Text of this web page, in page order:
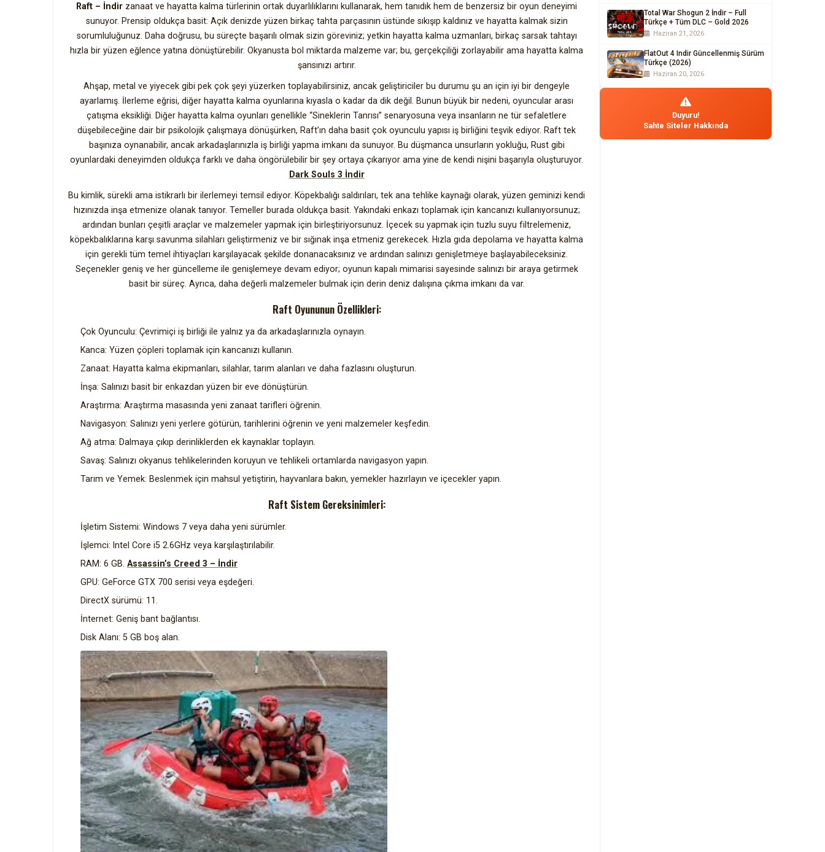
Raft – İndir zanaat ve hayatta kalma türlerinin ortak duyarlılıklarını kullanarak, hem tanıdık hem de benzersiz bir oyun deneyimi
sunuyor. Prensip oldukça basit: Açık denizde yüzen birkaç tahta parçasının üstünde sıkışıp kaldınız ve hayatta kalmak sizin
sorumluluğunuz. Daha doğrusu, bu süreçte başarılı olmak sizin göreviniz; yetkin hayatta kalma uzmanları, birkaç sarsak tahtayı
hızla bir yüzen eğlence yatına dönüştürebilir. Okyanusta bol miktarda malzeme var; bu, gerçekçiliği zorlayabilir ama hayatta kalma
şansınızı artırır.
Ahşap, metal ve yiyecek gibi pek çok şeyi yüzerken toplayabilirsiniz, ancak geliştiriciler bu durumu şu an için iyi bir dengeyle
ayarlamış. İlerleme eğrisi, diğer hayatta kalma oyunlarına kıyasla o kadar da dik değil. Bunun büyük bir nedeni, oyuncular arası
çatışma eksikliği. Diğer hayatta kalma oyunları genellikle “Sineklerin Tanrısı” senaryosuna veya insanların ne tür sefaletlere
düşebileceğine dair bir psikolojik çalışmaya dönüşürken, Raft’ın daha basit çok oyunculu yapısı iş birliğini teşvik ediyor. Raft tek
başınıza oynanabilir, ancak arkadaşlarınızla iş birliği yapma imkanı da sunuyor. Bu düşmanca unsurların yokluğu, Rust gibi
oyunlardaki deneyimden oldukça farklı ve daha öngörülebilir bir şey ortaya çıkarıyor ama yine de kendi nişini başarıyla oluşturuyor.
Dark Souls 3 İndir
Bu kimlik, sürekli ama istikrarlı bir ilerlemeyi temsil ediyor. Köpekbalığı saldırıları, tek ana tehlike kaynağı olarak, yüzen geminizi kendi
hızınızda inşa etmenize olanak tanıyor. Temeller burada oldukça basit. Yakındaki enkazı toplamak için kancanızı kullanıyorsunuz;
ardından bunları çeşitli araçlar ve malzemeler yapmak için birleştiriyorsunuz. İçecek su yapmak için tuzlu suyu filtrelemeniz,
köpekbalıklarına karşı savunma silahları geliştirmeniz ve bir sığınak inşa etmeniz gerekecek. Hızla gıda depolama ve hayatta kalma
için gerekli tüm temel ihtiyaçları karşılayacak şekilde donanacaksınız ve ardından salınızı genişletmeye başlayabileceksiniz.
Seçenekler geniş ve her güncelleme ile genişlemeye devam ediyor; oyunun kapalı mimarisi sayesinde salınızı bir araya getirmek
basit bir süreç. Ayrıca, daha değerli malzemeler bulmak için derin deniz dalışına çıkma imkanı da var.
Raft Oyununun Özellikleri:
Çok Oyunculu: Çevrimiçi iş birliği ile yalnız ya da arkadaşlarınızla oynayın.
Kanca: Yüzen çöpleri toplamak için kancanızı kullanın.
Zanaat: Hayatta kalma ekipmanları, silahlar, tarım alanları ve daha fazlasını oluşturun.
İnşa: Salınızı basit bir enkazdan yüzen bir eve dönüştürün.
Araştırma: Araştırma masasında yeni zanaat tarifleri öğrenin.
Navigasyon: Salınızı yeni yerlere götürün, tarihlerini öğrenin ve yeni malzemeler keşfedin.
Ağ atma: Dalmaya çıkıp derinliklerden ek kaynaklar toplayın.
Savaş: Salınızı okyanus tehlikelerinden koruyun ve tehlikeli ortamlarda navigasyon yapın.
Tarım ve Yemek: Beslenmek için mahsul yetiştirin, hayvanlara bakın, yemekler hazırlayın ve içecekler yapın.
Raft Sistem Gereksinimleri:
İşletim Sistemi: Windows 7 veya daha yeni sürümler.
İşlemci: Intel Core i5 2.6GHz veya karşılaştırılabilir.
RAM: 6 GB. Assassin’s Creed 3 – İndir
GPU: GeForce GTX 700 serisi veya eşdeğeri.
DirectX sürümü: 11.
İnternet: Geniş bant bağlantısı.
Disk Alanı: 5 GB boş alan.
Total War Shogun 2 İndir – Full
Türkçe + Tüm DLC – Gold 2026
Haziran 21, 2026
FlatOut 4 Indir Güncellenmiş Sürüm
Türkçe (2026)
Haziran 20, 2026
Duyuru!
Sahte Siteler Hakkında